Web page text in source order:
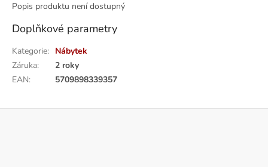
Popis produktu není dostupný
Doplňkové parametry
Kategorie: Nábytek
Záruka:
2 roky
EAN: 5709898339357
Z